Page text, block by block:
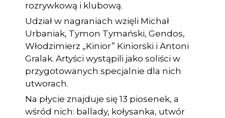
rozrywkową i klubową.
Udział w nagraniach wzięli Michał
Urbaniak, Tymon Tymański, Gendos,
Włodzimierz „Kinior” Kiniorski i Antoni
Gralak. Artyści wystąpili jako soliści w
przygotowanych specjalnie dla nich
utworach.
Na płycie znajduje się 13 piosenek, a
wśród nich: ballady, kołysanka, utwór